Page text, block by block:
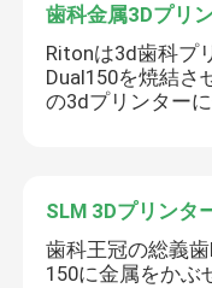
歯科金属3Dプリ
Ritonは3d歯科プ
Dual150を焼結さ
の3dプリンター
SLM 3Dプリンタ
歯科王冠の総義
150に金属をかぶ